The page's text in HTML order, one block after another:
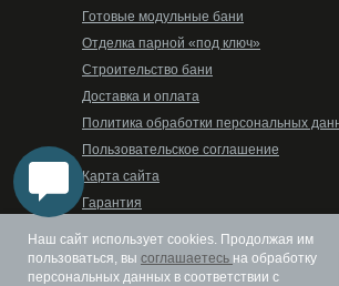
Наш сайт использует cookies. Продолжая им
пользоваться, вы соглашаетесь на обработку
персональных данных в соответствии с
Готовые модульные бани
Отделка парной «под ключ»
Строительство бани
Доставка и оплата
Политика обработки персональных
Пользовательское соглашение
Карта сайта
Гарантия
Пн-Пт: 08:00-17:00
РЕЖИМ РАБОТЫ